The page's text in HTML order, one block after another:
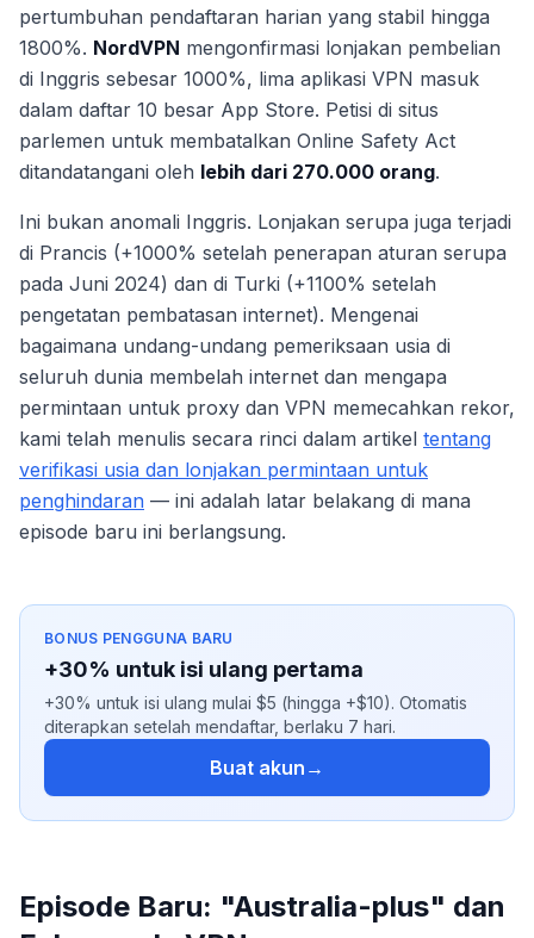
pertumbuhan pendaftaran harian yang stabil hingga
1800%. NordVPN mengonfirmasi lonjakan pembelian
di Inggris sebesar 1000%, lima aplikasi VPN masuk
dalam daftar 10 besar App Store. Petisi di situs
parlemen untuk membatalkan Online Safety Act
ditandatangani oleh lebih dari 270.000 orang.
Ini bukan anomali Inggris. Lonjakan serupa juga terjadi
di Prancis (+1000% setelah penerapan aturan serupa
pada Juni 2024) dan di Turki (+1100% setelah
pengetatan pembatasan internet). Mengenai
bagaimana undang-undang pemeriksaan usia di
seluruh dunia membelah internet dan mengapa
permintaan untuk proxy dan VPN memecahkan rekor,
kami telah menulis secara rinci dalam artikel tentang
verifikasi usia dan lonjakan permintaan untuk
penghindaran — ini adalah latar belakang di mana
episode baru ini berlangsung.
BONUS PENGGUNA BARU
+30% untuk isi ulang pertama
+30% untuk isi ulang mulai $5 (hingga +$10). Otomatis
diterapkan setelah mendaftar, berlaku 7 hari.
Buat akun →
Episode Baru: "Australia-plus" dan